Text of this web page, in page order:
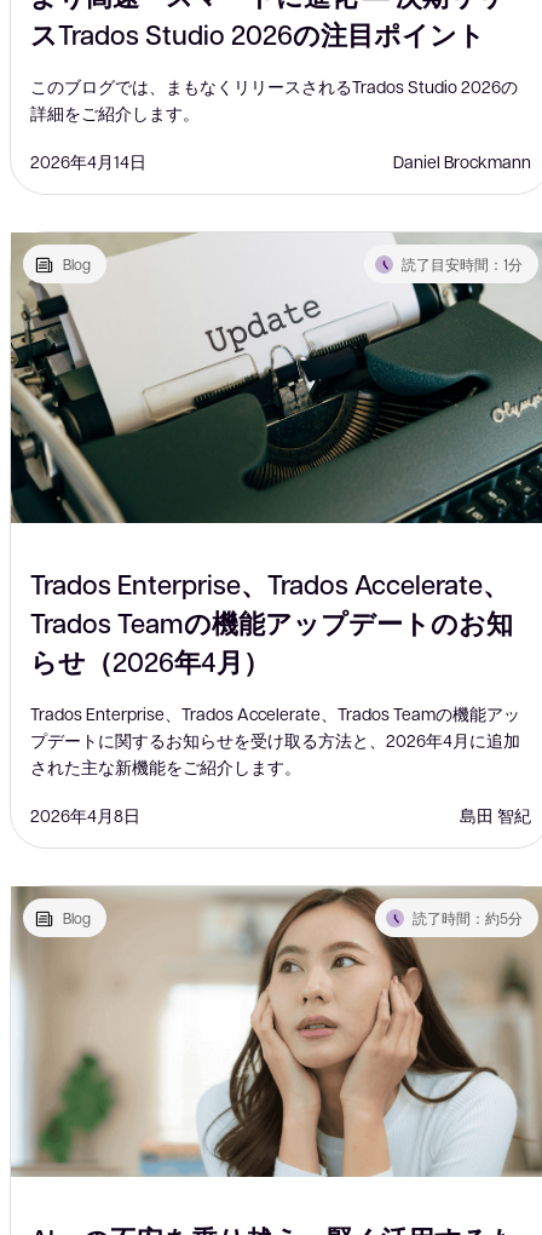
スTrados Studio 2026の注目ポイント
このブログでは、まもなくリリースされるTrados Studio 2026の
詳細をご紹介します。
2026年4月14日 Daniel Brockmann
Blog 読了目安時間：1分
Trados Enterprise、Trados Accelerate、
Trados Teamの機能アップデートのお知
らせ（2026年4月）
Trados Enterprise、Trados Accelerate、Trados Teamの機能アッ
プデートに関するお知らせを受け取る方法と、2026年4月に追加
された主な新機能をご紹介します。
2026年4月8日 島田 智紀
Blog 読了時間：約5分